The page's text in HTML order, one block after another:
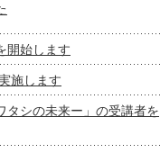
開始します
施します
タシの未来ー」の受講者を